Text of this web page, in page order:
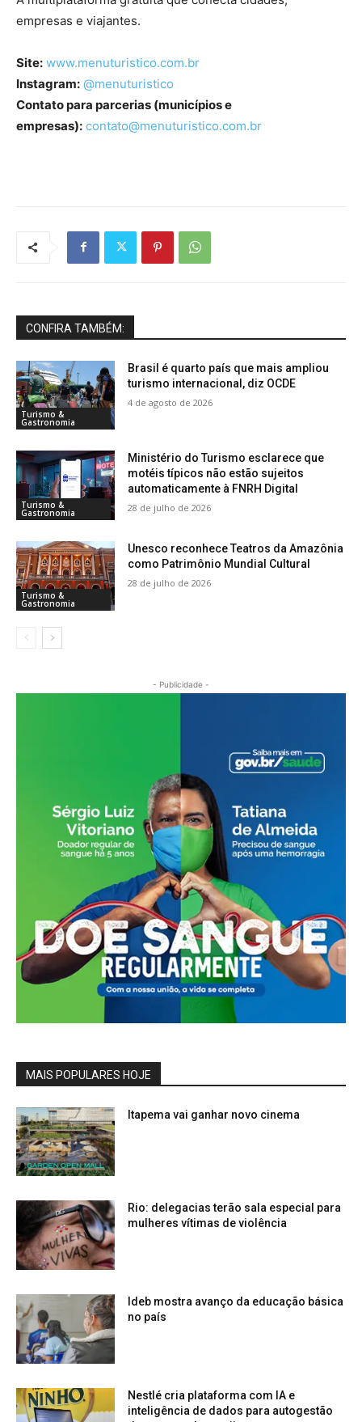
empresas e viajantes.
Site: www.menuturistico.com.br
Instagram: @menuturistico
Contato para parcerias (municípios e
empresas): contato@menuturistico.com.br
CONFIRA TAMBÉM:
Turismo &
Gastronomia
Brasil é quarto país que mais ampliou
turismo internacional, diz OCDE
4 de agosto de 2026
Turismo &
Gastronomia
Ministério do Turismo esclarece que
motéis típicos não estão sujeitos
automaticamente à FNRH Digital
28 de julho de 2026
Turismo &
Gastronomia
Unesco reconhece Teatros da Amazônia
como Patrimônio Mundial Cultural
28 de julho de 2026
- Publicidade -
MAIS POPULARES HOJE
Itapema vai ganhar novo cinema
Rio: delegacias terão sala especial para
mulheres vítimas de violência
Ideb mostra avanço da educação básica
no país
Nestlé cria plataforma com IA e
inteligência de dados para autogestão